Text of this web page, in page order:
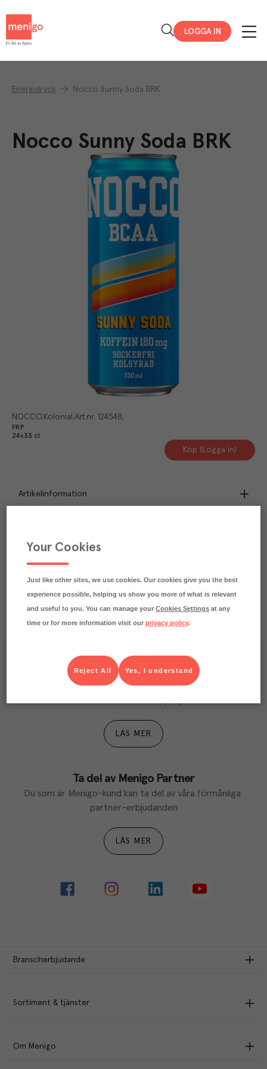
LOGGA IN
Energidryck Nocco Sunny Soda BRK
Nocco Sunny Soda BRK
NOCCO Kolonial Art.nr. 124548
FRP
24x33 cl
Köp (Logga in)
Artikelinformation
Näringsdeklaration
Våra kundtidningar
Läs inspirerande reportage, matnyttiga artiklar och
LÄS MER
Ta del av Menigo Partner
Du som är Menigo-kund kan ta del av våra förmånliga
partner-erbjudanden
LÄS MER
Branscherbjudande
Sortiment & tjänster
Om Menigo
Your Cookies
Just like other sites, we use cookies. Our cookies give you the best
experience possible, helping us show you more of what is relevant
and useful to you. You can manage yourCookies Settings at any
time or for more information visit ourprivacy policy.
Yes, I understand
Reject All